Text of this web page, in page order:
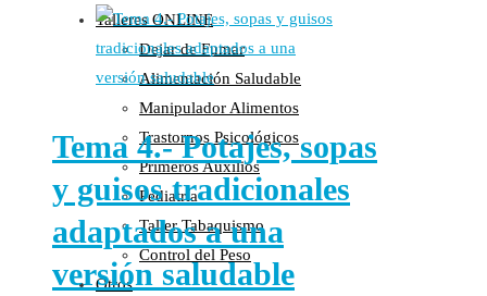
Plataforma
Manifiestos
Comunicados
En nuestra Web
Colaboraciones
Cartas al Director
Medios de Comunicación
Otros
Vídeos
Audio
Talleres ONLINE
Dejar de Fumar
Alimentación Saludable
Manipulador Alimentos
Trastornos Psicológicos
Primeros Auxilios
Pediatría
Taller Tabaquismo
Control del Peso
Otros
Tema 4.- Potajes, sopas
y guisos tradicionales
adaptados a una
versión saludable